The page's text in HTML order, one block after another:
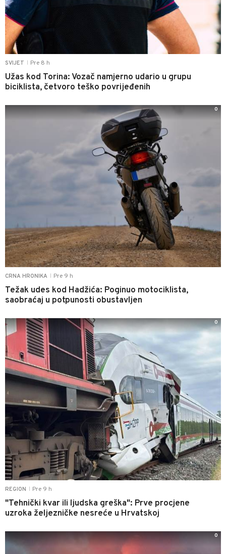
SVIJET Pre 8 h
Užas kod Torina: Vozač namjerno udario u grupu
biciklista, četvoro teško povrijeđenih
CRNA HRONIKA Pre 9 h
Težak udes kod Hadžića: Poginuo motociklista,
saobraćaj u potpunosti obustavljen
0
REGION Pre 9 h
"Tehnički kvar ili ljudska greška": Prve procjene
uzroka željezničke nesreće u Hrvatskoj
0
0